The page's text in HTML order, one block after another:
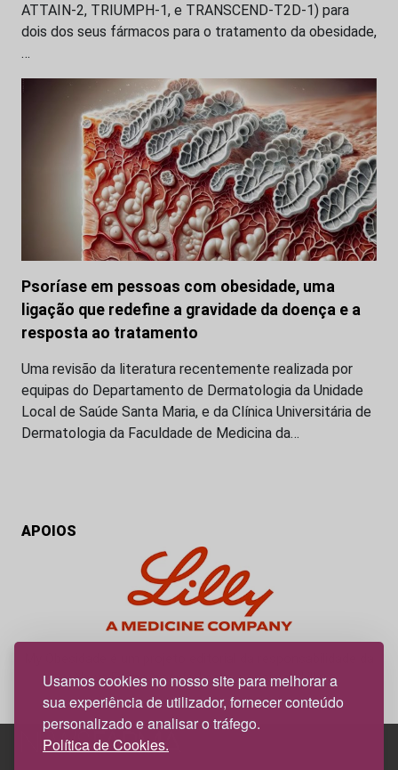
Usamos cookies no nosso site para melhorar a
sua experiência de utilizador, fornecer conteúdo
personalizado e analisar o tráfego.
Política de Cookies.
ATTAIN-2, TRIUMPH-1, e TRANSCEND-T2D-1) para
dois dos seus fármacos para o tratamento da obesidade,
…
Psoríase em pessoas com obesidade, uma
ligação que redefine a gravidade da doença e a
resposta ao tratamento
Uma revisão da literatura recentemente realizada por
equipas do Departamento de Dermatologia da Unidade
Local de Saúde Santa Maria, e da Clínica Universitária de
Dermatologia da Faculdade de Medicina da…
APOIOS
News Farma, possível com o apoio da Lilly.